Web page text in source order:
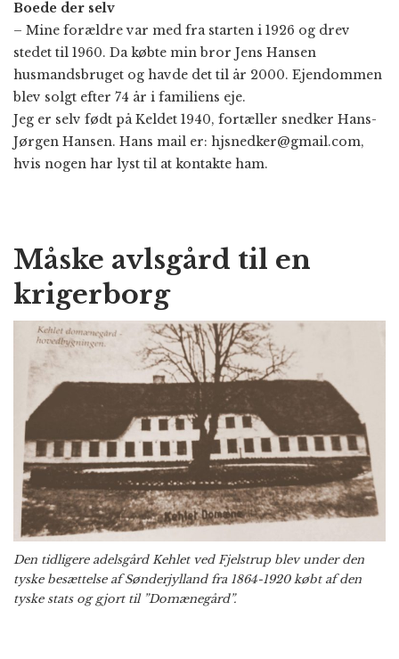
Boede der selv
– Mine forældre var med fra starten i 1926 og drev
stedet til 1960. Da købte min bror Jens Hansen
husmandsbruget og havde det til år 2000. Ejendommen
blev solgt efter 74 år i familiens eje.
Jeg er selv født på Keldet 1940, fortæller snedker Hans-
Jørgen Hansen. Hans mail er: hjsnedker@gmail.com,
hvis nogen har lyst til at kontakte ham.
Måske avlsgård til en
krigerborg
Den tidligere adelsgård Kehlet ved Fjelstrup blev under den
tyske besættelse af Sønderjylland fra 1864-1920 købt af den
tyske stats og gjort til ”Domænegård”.